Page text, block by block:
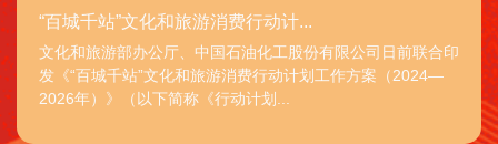
“百城千站”文化和旅游消费行动计...
文化和旅游部办公厅、中国石油化工股份有限公司日前联合印
发《“百城千站”文化和旅游消费行动计划工作方案（2024—
2026年）》（以下简称《行动计划...